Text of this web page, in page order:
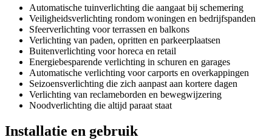
Automatische tuinverlichting die aangaat bij schemering
Veiligheidsverlichting rondom woningen en bedrijfspanden
Sfeerverlichting voor terrassen en balkons
Verlichting van paden, opritten en parkeerplaatsen
Buitenverlichting voor horeca en retail
Energiebesparende verlichting in schuren en garages
Automatische verlichting voor carports en overkappingen
Seizoensverlichting die zich aanpast aan kortere dagen
Verlichting van reclameborden en bewegwijzering
Noodverlichting die altijd paraat staat
Installatie en gebruik